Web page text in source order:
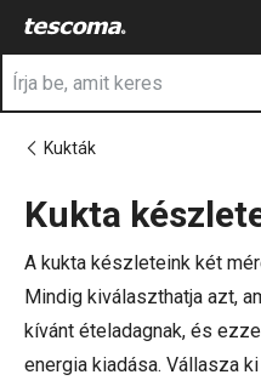
Ugrás a
Ugrás
Ugrás a
Kukták
Kukta
A kukta készleteink két
Mindig kiválaszthatja azt,
kívánt ételadagnak, és
energia kiadása. Vállasza